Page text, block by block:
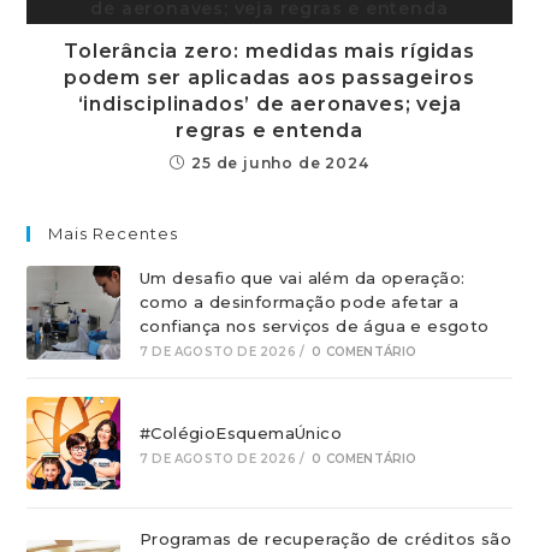
Tolerância zero: medidas mais rígidas
podem ser aplicadas aos passageiros
‘indisciplinados’ de aeronaves; veja
regras e entenda
25 de junho de 2024
Mais Recentes
Um desafio que vai além da operação:
como a desinformação pode afetar a
confiança nos serviços de água e esgoto
7 DE AGOSTO DE 2026 / 0 COMENTÁRIO
#ColégioEsquemaÚnico
7 DE AGOSTO DE 2026 / 0 COMENTÁRIO
Programas de recuperação de créditos são